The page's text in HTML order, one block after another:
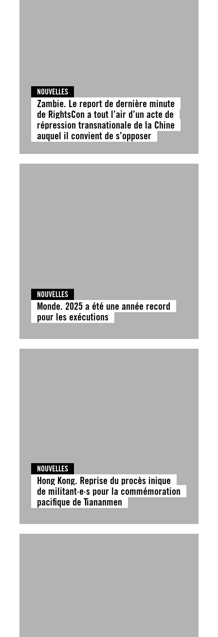
NOUVELLES
Zambie. Le report de dernière minute
de RightsCon a tout l’air d’un acte de
répression transnationale de la Chine
auquel il convient de s’opposer
NOUVELLES
Monde. 2025 a été une année record
pour les exécutions
NOUVELLES
Hong Kong. Reprise du procès inique
de militant·e·s pour la commémoration
pacifique de Tiananmen